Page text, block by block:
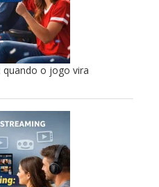
o jogo vira